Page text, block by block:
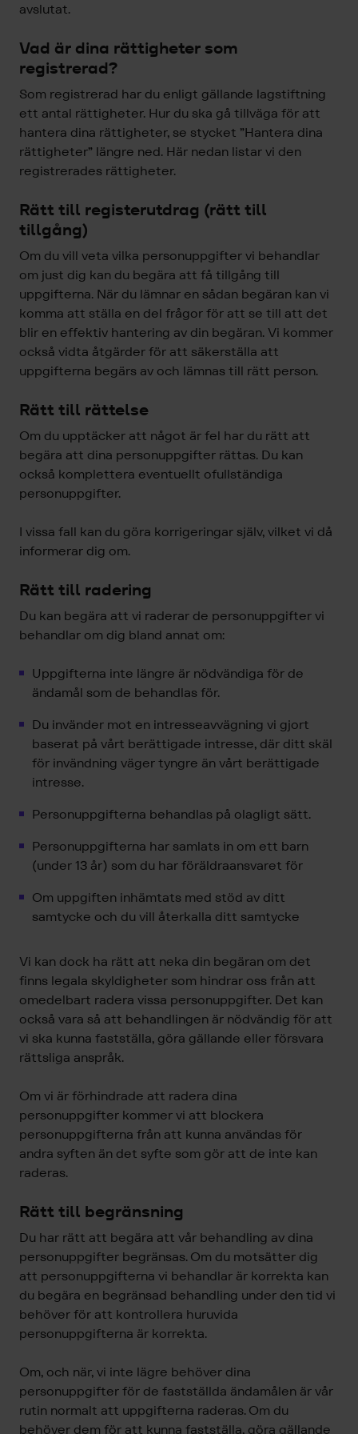
avslutat.
Vad är dina rättigheter som
registrerad?
Som registrerad har du enligt gällande lagstiftning
ett antal rättigheter. Hur du ska gå tillväga för att
hantera dina rättigheter, se stycket ”Hantera dina
rättigheter” längre ned. Här nedan listar vi den
registrerades rättigheter.
Rätt till registerutdrag (rätt till
tillgång)
Om du vill veta vilka personuppgifter vi behandlar
om just dig kan du begära att få tillgång till
uppgifterna. När du lämnar en sådan begäran kan vi
komma att ställa en del frågor för att se till att det
blir en effektiv hantering av din begäran. Vi kommer
också vidta åtgärder för att säkerställa att
uppgifterna begärs av och lämnas till rätt person.
Rätt till rättelse
Om du upptäcker att något är fel har du rätt att
begära att dina personuppgifter rättas. Du kan
också komplettera eventuellt ofullständiga
personuppgifter.
I vissa fall kan du göra korrigeringar själv, vilket vi då
informerar dig om.
Rätt till radering
Du kan begära att vi raderar de personuppgifter vi
behandlar om dig bland annat om:
Uppgifterna inte längre är nödvändiga för de
ändamål som de behandlas för.
Du invänder mot en intresseavvägning vi gjort
baserat på vårt berättigade intresse, där ditt skäl
för invändning väger tyngre än vårt berättigade
intresse.
Personuppgifterna behandlas på olagligt sätt.
Personuppgifterna har samlats in om ett barn
(under 13 år) som du har föräldraansvaret för
Om uppgiften inhämtats med stöd av ditt
samtycke och du vill återkalla ditt samtycke
Vi kan dock ha rätt att neka din begäran om det
finns legala skyldigheter som hindrar oss från att
omedelbart radera vissa personuppgifter. Det kan
också vara så att behandlingen är nödvändig för att
vi ska kunna fastställa, göra gällande eller försvara
rättsliga anspråk.
Om vi är förhindrade att radera dina
personuppgifter kommer vi att blockera
personuppgifterna från att kunna användas för
andra syften än det syfte som gör att de inte kan
raderas.
Rätt till begränsning
Du har rätt att begära att vår behandling av dina
personuppgifter begränsas. Om du motsätter dig
att personuppgifterna vi behandlar är korrekta kan
du begära en begränsad behandling under den tid vi
behöver för att kontrollera huruvida
personuppgifterna är korrekta.
Om, och när, vi inte lägre behöver dina
personuppgifter för de fastställda ändamålen är vår
rutin normalt att uppgifterna raderas. Om du
behöver dem för att kunna fastställa, göra gällande